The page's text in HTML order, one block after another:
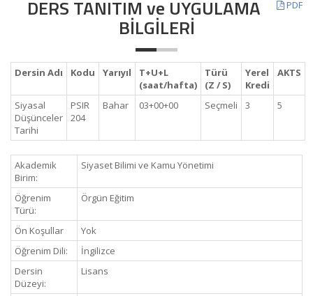
PDF
DERS TANITIM ve UYGULAMA
BİLGİLERİ
Dersin Adı Kodu Yarıyıl
T+U+L
(saat/hafta)
Türü
(Z / S)
Yerel
Kredi
AKTS
Siyasal
Düşünceler
Tarihi
PSIR
204
Bahar 03+00+00 Seçmeli 3 5
Akademik
Birim:
Siyaset Bilimi ve Kamu Yönetimi
Öğrenim
Türü:
Örgün Eğitim
Ön Koşullar
Yok
Öğrenim Dili:
İngilizce
Dersin
Düzeyi:
Lisans